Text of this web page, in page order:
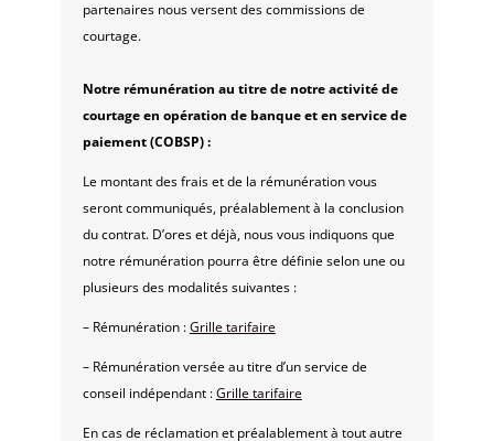
partenaires nous versent des commissions de
courtage.
Notre rémunération au titre de notre activité de
courtage en opération de banque et en service de
paiement (COBSP) :
Le montant des frais et de la rémunération vous
seront communiqués, préalablement à la conclusion
du contrat. D’ores et déjà, nous vous indiquons que
notre rémunération pourra être définie selon une ou
plusieurs des modalités suivantes :
– Rémunération :Grille tarifaire
– Rémunération versée au titre d’un service de
conseil indépendant :Grille tarifaire
En cas de réclamation et préalablement à tout autre